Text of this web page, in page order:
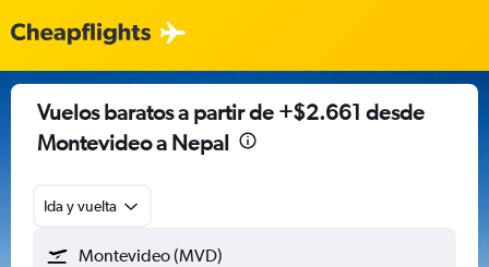
Vuelos baratos a partir de +$2.661 desde
Montevideo a Nepal
Ida y vuelta
Montevideo (MVD)